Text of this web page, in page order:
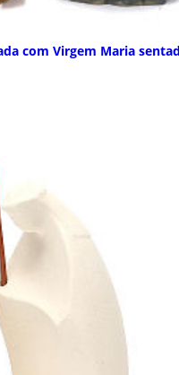
com Virgem Maria